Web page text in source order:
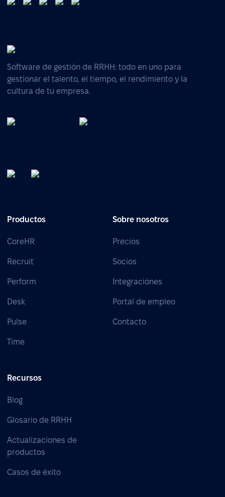
Software de gestión de RRHH: todo en uno para
gestionar el talento, el tiempo, el rendimiento y la
cultura de tu empresa.
Productos
CoreHR
Recruit
Perform
Desk
Pulse
Time
Sobre nosotros
Precios
Socios
Integraciónes
Portal de empleo
Contacto
Recursos
Blog
Glosario de RRHH
Actualizaciones de
productos
Casos de éxito